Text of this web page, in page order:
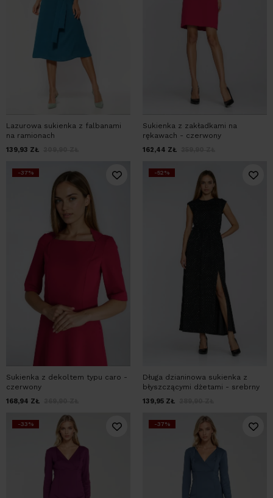
Lazurowa sukienka z falbanami
na ramionach
139,93 ZŁ
Sukienka z zakładkami na
rękawach - czerwony
162,44 ZŁ
-37%
Sukienka z dekoltem typu caro -
czerwony
168,94 ZŁ
-52%
Długa dzianinowa sukienka z
błyszczącymi dżetami - srebrny
139,95 ZŁ
-33% -37%